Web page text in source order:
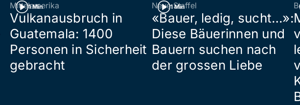
1 Min
Mittelamerika
Vulkanausbruch in
Guatemala: 1400
Personen in Sicherheit
gebracht
1 Min
Neue Staffel
«Bauer, ledig, sucht…»:
Diese Bäuerinnen und
Bauern suchen nach
der grossen Liebe